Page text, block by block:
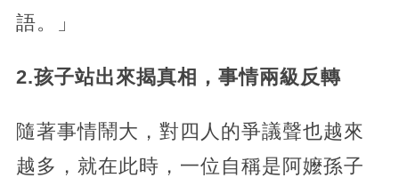
語。」
2.孩子站出來揭真相，事情兩級反轉
隨著事情鬧大，對四人的爭議聲也越來
越多，就在此時，一位自稱是阿嬤孫子